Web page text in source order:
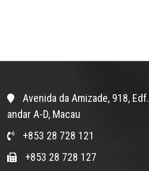
Avenida da Amizade, 918,
andar A-D, Macau
+853 28 728 121
+853 28 728 127